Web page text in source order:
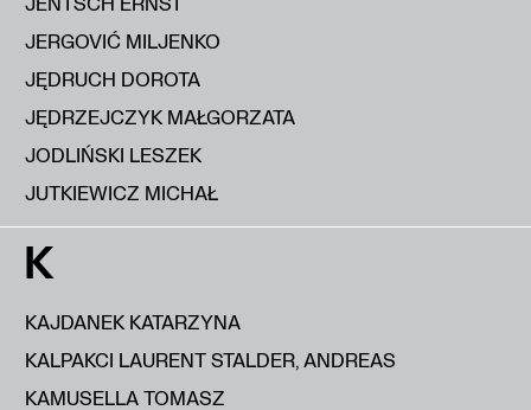
JERGOVIĆ MILJENKO
JĘDRUCH DOROTA
JĘDRZEJCZYK MAŁGORZATA
JODLIŃSKI LESZEK
JUTKIEWICZ MICHAŁ
K
KAJDANEK KATARZYNA
KALPAKCI LAURENT STALDER, ANDREAS
KAMUSELLA TOMASZ